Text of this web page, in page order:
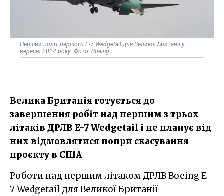
Перший політ першого E-7 Wedgetail для Великої Британії у
вересні 2024 року. Фото: Boeing
Велика Британія готується до
завершення робіт над першим з трьох
літаків ДРЛВ E-7 Wedgetail і не планує від
них відмовлятися попри скасування
проєкту в США
Роботи над першим літаком ДРЛВ Boeing E-
7 Wedgetail для Великої Британії